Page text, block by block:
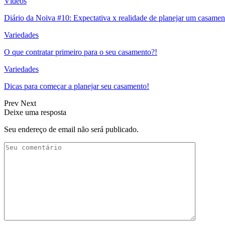
Diário da Noiva #10: Expectativa x realidade de planejar um
Variedades
O que contratar primeiro para o seu casamento?!
Variedades
Dicas para começar a planejar seu casamento!
Prev Next
Deixe uma resposta
Seu endereço de email não será publicado.